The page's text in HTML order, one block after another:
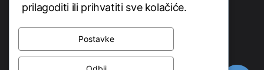
prilagoditi ili prihvatiti sve kolačiće.
Postavke